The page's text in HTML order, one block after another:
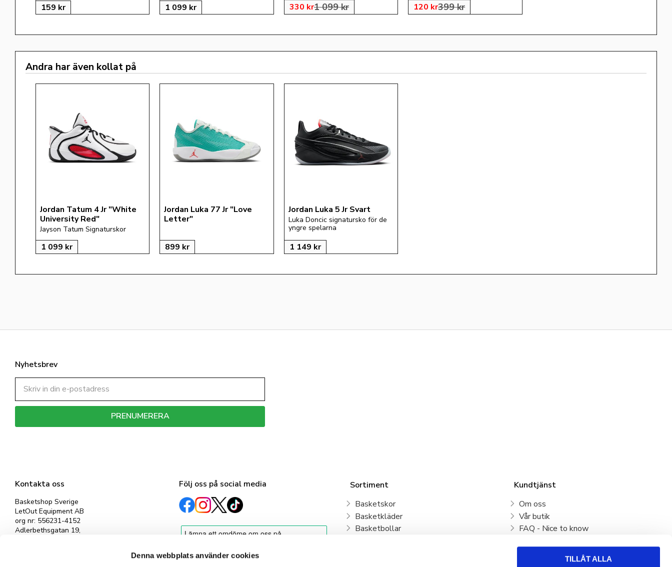
Denna webbplats använder cookies
TILLÅT ALLA
159 kr
1 099 kr 330 kr1 099kr 120 kr399kr
Andra har även kollat på
Jordan Tatum 4 Jr "White
University Red"
Jayson Tatum Signaturskor
1 099 kr
Jordan Luka 77 Jr "Love
Letter"
899 kr
Jordan Luka 5 Jr Svart
Luka Doncic signatursko för de
yngre spelarna
1 149 kr
Kontakta oss
Basketshop Sverige
LetOut Equipment AB
org nr: 556231-4152
Adlerbethsgatan 19,
Följ oss på social media
Sortiment
Basketskor
Basketkläder
Basketbollar
Kundtjänst
Om oss
Vår butik
FAQ - Nice to know
Nyhetsbrev
PRENUMERERA